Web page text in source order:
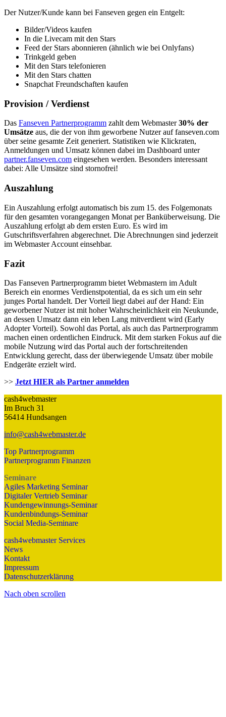
Der Nutzer/Kunde kann bei Fanseven gegen ein Entgelt:
Bilder/Videos kaufen
In die Livecam mit den Stars
Feed der Stars abonnieren (ähnlich wie bei Onlyfans)
Trinkgeld geben
Mit den Stars telefonieren
Mit den Stars chatten
Snapchat Freundschaften kaufen
Provision / Verdienst
Das Fanseven Partnerprogramm zahlt dem Webmaster30% der
Umsätze aus, die der von ihm geworbene Nutzer auf fanseven.com
über seine gesamte Zeit generiert. Statistiken wie Klickraten,
Anmeldungen und Umsatz können dabei im Dashboard unter
partner.fanseven.com eingesehen werden. Besonders interessant
dabei: Alle Umsätze sind stornofrei!
Auszahlung
Ein Auszahlung erfolgt automatisch bis zum 15. des Folgemonats
für den gesamten vorangegangen Monat per Banküberweisung. Die
Auszahlung erfolgt ab dem ersten Euro. Es wird im
Gutschriftsverfahren abgerechnet. Die Abrechnungen sind jederzeit
im Webmaster Account einsehbar.
Fazit
Das Fanseven Partnerprogramm bietet Webmastern im Adult
Bereich ein enormes Verdienstpotential, da es sich um ein sehr
junges Portal handelt. Der Vorteil liegt dabei auf der Hand: Ein
geworbener Nutzer ist mit hoher Wahrscheinlichkeit ein Neukunde,
an dessen Umsatz dann ein leben Lang mitverdient wird (Early
Adopter Vorteil). Sowohl das Portal, als auch das Partnerprogramm
machen einen ordentlichen Eindruck. Mit dem starken Fokus auf die
mobile Nutzung wird das Portal auch der fortschreitenden
Entwicklung gerecht, dass der überwiegende Umsatz über mobile
Endgeräte erzielt wird.
>> Jetzt HIER als Partner anmelden
cash4webmaster
Im Bruch 31
56414 Hundsangen
info@cash4webmaster.de
Top Partnerprogramm
Partnerprogramm Finanzen
Seminare
Agiles Marketing Seminar
Digitaler Vertrieb Seminar
Kundengewinnungs-Seminar
Kundenbindungs-Seminar
Social Media-Seminare
cash4webmaster Services
News
Kontakt
Impressum
Datenschutzerklärung
Nach oben scrollen